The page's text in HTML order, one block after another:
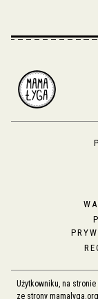
Użytkowniku, na
ze strony